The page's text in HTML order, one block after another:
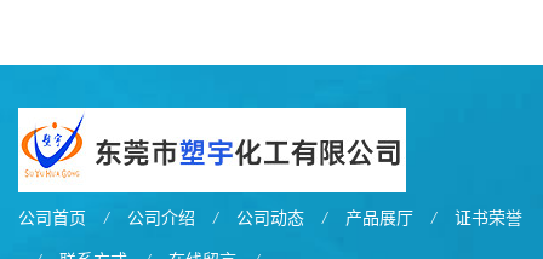
公司首页 / 公司介绍 / 公司动态 / 产品展厅 / 证书荣誉